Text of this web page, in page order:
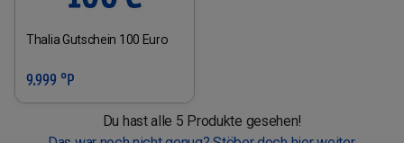
Thalia Gutschein 100 Euro
9.999 °P
Du hast alle 5 Produkte gesehen!